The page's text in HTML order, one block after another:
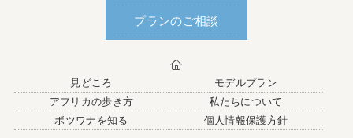
プランのご相談
見どころ
モデルプラン
アフリカの歩き方
私たちについて
ボツワナを知る
個人情報保護方針